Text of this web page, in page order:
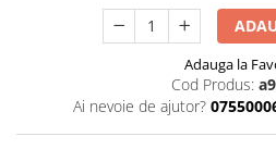
Biscuiti italieni
Prajituri, napolitane, cornuri
Bomboane italiene
Ciocolata italiana
Apa de Gura
Igiena intima
Geluri intime
Adauga la
Cod Produs:
Ai nevoie de ajutor?